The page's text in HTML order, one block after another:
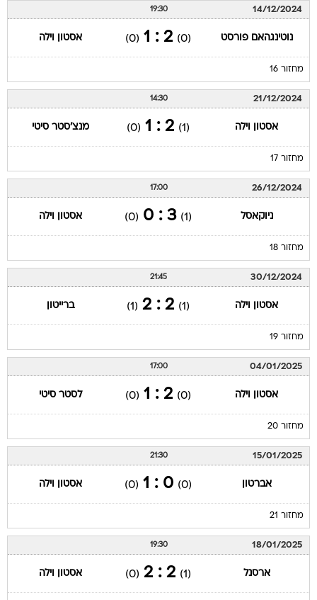
14/12/2024
19:30
נוטינגהאם פורסט (0)
2 : 1
(0) אסטון וילה
מחזור 16
21/12/2024
14:30
אסטון וילה (1)
2 : 1
(0) מנצ'סטר סיטי
מחזור 17
26/12/2024
17:00
ניוקאסל (1)
3 : 0
(0) אסטון וילה
מחזור 18
30/12/2024
21:45
אסטון וילה (1)
2 : 2
(1) ברייטון
מחזור 19
04/01/2025
17:00
אסטון וילה (0)
2 : 1
(0) לסטר סיטי
מחזור 20
15/01/2025
21:30
אברטון (0)
0 : 1
(0) אסטון וילה
מחזור 21
18/01/2025
19:30
ארסנל (1)
2 : 2
(0) אסטון וילה